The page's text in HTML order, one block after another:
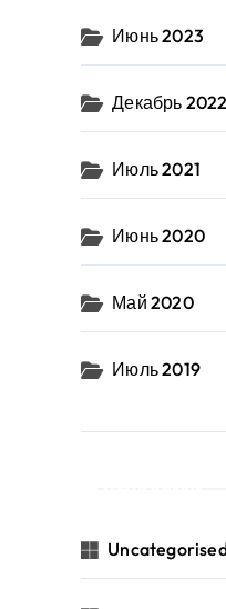
Июнь 2023
Декабрь 2022
Июль 2021
Июнь 2020
Май 2020
Июль 2019